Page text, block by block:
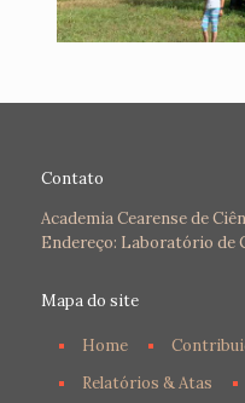
Contato
Academia Cearense de
Endereço: Laboratório de
Mapa do site
Home
Relatórios & Atas